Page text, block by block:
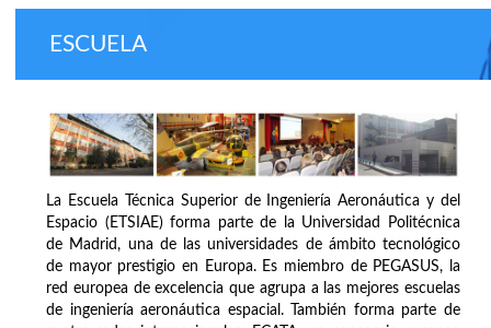
ESCUELA
La Escuela Técnica Superior de Ingeniería Aeronáutica y del
Espacio (ETSIAE) forma parte de la Universidad Politécnica
de Madrid, una de las universidades de ámbito tecnológico
de mayor prestigio en Europa. Es miembro de PEGASUS, la
red europea de excelencia que agrupa a las mejores escuelas
de ingeniería aeronáutica espacial. También forma parte de